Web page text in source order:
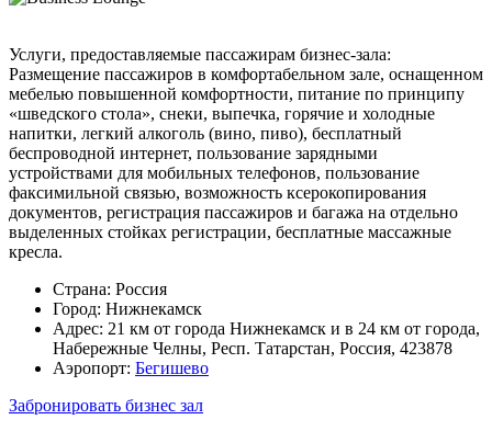
Услуги, предоставляемые пассажирам бизнес-зала:
Размещение пассажиров в комфортабельном зале, оснащенном
мебелью повышенной комфортности, питание по принципу
«шведского стола», снеки, выпечка, горячие и холодные
напитки, легкий алкоголь (вино, пиво), бесплатный
беспроводной интернет, пользование зарядными
устройствами для мобильных телефонов, пользование
факсимильной связью, возможность ксерокопирования
документов, регистрация пассажиров и багажа на отдельно
выделенных стойках регистрации, бесплатные массажные
кресла.
Страна: Россия
Город: Нижнекамск
Адрес: 21 км от города Нижнекамск и в 24 км от города,
Набережные Челны, Респ. Татарстан, Россия, 423878
Аэропорт: Бегишево
Забронировать бизнес зал